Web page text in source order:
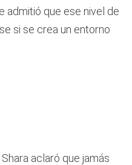
admitió que ese nivel de
si se crea un entorno
aclaró que jamás